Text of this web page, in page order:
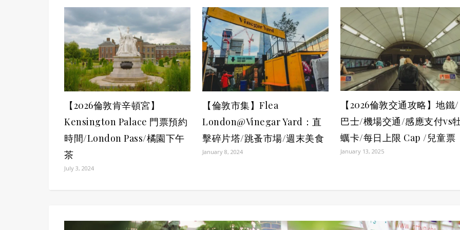
【2026倫敦肯辛頓宮】
Kensington Palace 門票預約
時間/London Pass/橘園下午
茶
July 3, 2024
【倫敦市集】Flea
London@Vinegar Yard：直
擊碎片塔/跳蚤市場/週末美食
January 8, 2024
【2026倫敦交通攻略】地鐵/
巴士/機場交通/感應支付vs
蠣卡/每日上限 Cap /兒童票
January 13, 2025